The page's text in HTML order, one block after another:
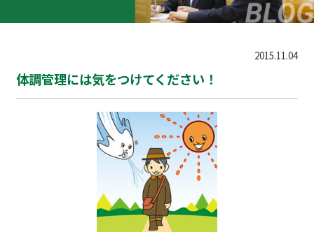
2015.11.04
体調管理には気をつけてください！